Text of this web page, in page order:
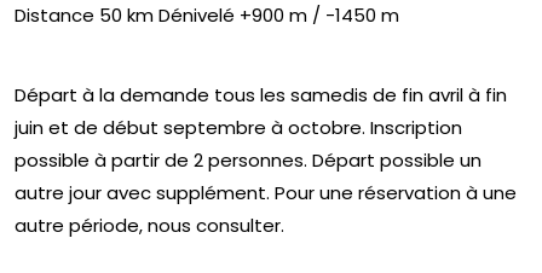
Distance 50 km Dénivelé +900 m / -1450 m
Départ à la demande tous les samedis de fin avril à fin
juin et de début septembre à octobre. Inscription
possible à partir de 2 personnes. Départ possible un
autre jour avec supplément. Pour une réservation à une
autre période, nous consulter.